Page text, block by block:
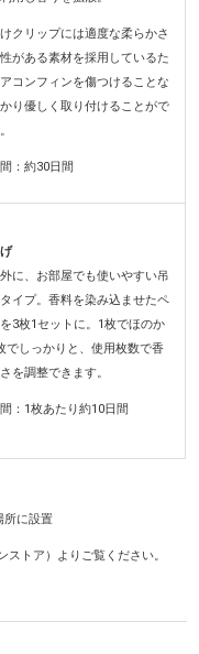
クリップには適度な柔らかさ
がある素材を採用しているた
コンフィンを傷つけることな
かり優しく取り付けることがで
：約30日間
に、お部屋でも使いやすい吊
イプ。香料を染み込ませたペ
3枚1セットに。1枚でほのか
でしっかりと、使用枚数で香
を調整できます。
：1枚あたり約10日間
所に設置
トア）よりご覧ください。